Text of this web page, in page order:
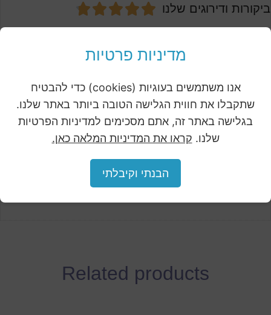
ביקורות ודירוגים שלנו 




המוסדות והעסקים שעובדים איתנו
Related products
מדיניות פרטיות
אנו משתמשים בעוגיות (cookies) כדי להבטיח
שתקבלו את חווית הגלישה הטובה ביותר באתר שלנו.
בגלישה באתר זה, אתם מסכימים למדיניות הפרטיות
שלנו. קראו את המדיניות המלאה כאן.
הבנתי וקיבלתי